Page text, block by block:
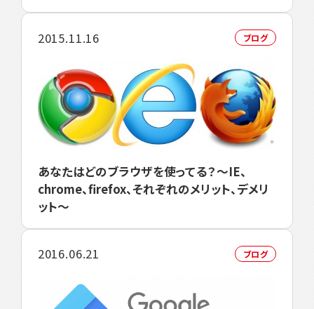
2015.11.16 ブログ
あなたはどのブラウザを使ってる？～IE、
chrome、firefox、それぞれのメリット、デメリ
ット～
2016.06.21 ブログ